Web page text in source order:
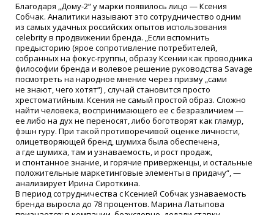
Благодаря „Дому-2“ у марки появилось лицо — Ксения
Собчак. Аналитики называют это сотрудничество одним
из самых удачных российских опытов использования
celebrity в продвижении бренда. „Если вспомнить
предысторию (ярое сопротивление потребителей,
собранных на фокус-группы, образу Ксении как проводника
философии бренда и волевое решение руководства Savage
посмотреть на народное мнение через призму „сами
не знают, чего хотят“) , случай становится просто
хрестоматийным. Ксения не самый простой образ. Сложно
найти человека, воспринимающего ее с безразличием —
ее либо на дух не переносят, либо боготворят как гламур,
фэшн гуру. При такой противоречивой оценке личности,
олицетворяющей бренд, шумиха была обеспечена,
а где шумиха, там и узнаваемость, и рост продаж,
и спонтанное знание, и горячие приверженцы, и остальные
положительные маркетинговые элементы в придачу“, —
анализирует Ирина Сироткина.
В период сотрудничества с Ксенией Собчак узнаваемость
бренда выросла до 78 процентов. Марина Латыпова